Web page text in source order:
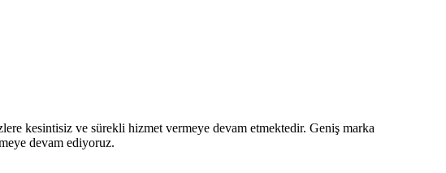
kesintisiz ve sürekli hizmet vermeye devam etmektedir. Geniş marka
devam ediyoruz.